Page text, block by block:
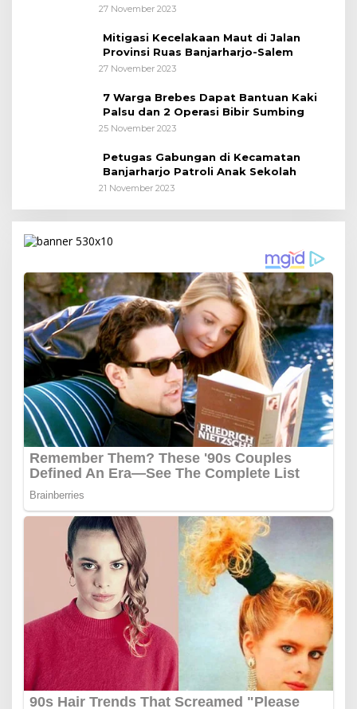
27 November 2023
Mitigasi Kecelakaan Maut di Jalan
Provinsi Ruas Banjarharjo-Salem
27 November 2023
7 Warga Brebes Dapat Bantuan Kaki
Palsu dan 2 Operasi Bibir Sumbing
25 November 2023
Petugas Gabungan di Kecamatan
Banjarharjo Patroli Anak Sekolah
21 November 2023